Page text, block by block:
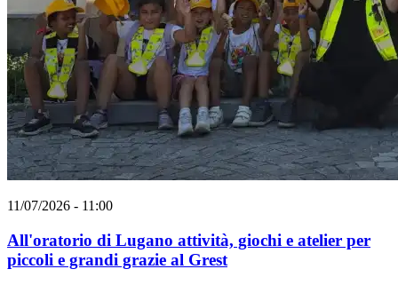
11/07/2026 - 11:00
All'oratorio di Lugano attività, giochi e atelier per
piccoli e grandi grazie al Grest